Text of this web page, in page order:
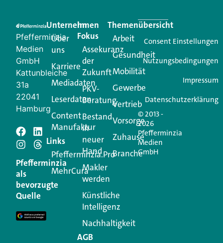
Creator für Ihre Kundenkommunikation. Alles, was
Ihren Vertriebsalltag leichter macht. Mit nur einem
Login.
Jetzt anmelden
Schreiben Sie einen
Kommentar
Ihre E-Mail-Adresse wird nicht veröffentlicht.
Erforderliche Felder sind mit
Kommentar
Pfefferminzia
Medien
GmbH
Kattunbleiche
31a
22041
Hamburg
Pfefferminzia
als
bevorzugte
Quelle
Unternehmen
Über
uns
Karriere
Mediadaten
Leserdaten
Content
Manufaktur
Links
Pfefferminzia.Pro
MehrCura
Im
Fokus
Assekuranz
der
Zukunft
PKV-
Beratung
Bestand
in
neuer
Hand
Makler
werden
Künstliche
Intelligenz
Nachhaltigkeit
AGB
Themenübersicht
Arbeit
Gesundheit
Mobilität
Gewerbe
Vertrieb
Vorsorge
Zuhause
Branche
© 2013 -
2026
Pfefferminzia
Medien
GmbH
Consent Einstellungen
Nutzungsbedingungen
Impressum
Datenschutzerklärung